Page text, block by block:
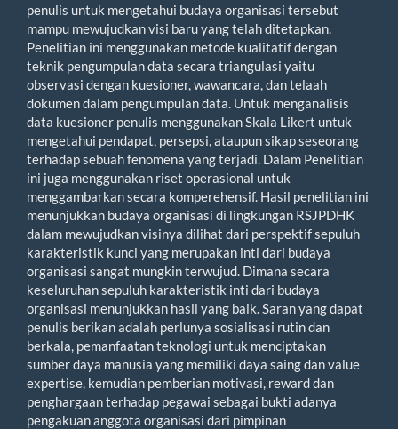
penulis untuk mengetahui budaya organisasi tersebut
mampu mewujudkan visi baru yang telah ditetapkan.
Penelitian ini menggunakan metode kualitatif dengan
teknik pengumpulan data secara triangulasi yaitu
observasi dengan kuesioner, wawancara, dan telaah
dokumen dalam pengumpulan data. Untuk menganalisis
data kuesioner penulis menggunakan Skala Likert untuk
mengetahui pendapat, persepsi, ataupun sikap seseorang
terhadap sebuah fenomena yang terjadi. Dalam Penelitian
ini juga menggunakan riset operasional untuk
menggambarkan secara komperehensif. Hasil penelitian ini
menunjukkan budaya organisasi di lingkungan RSJPDHK
dalam mewujudkan visinya dilihat dari perspektif sepuluh
karakteristik kunci yang merupakan inti dari budaya
organisasi sangat mungkin terwujud. Dimana secara
keseluruhan sepuluh karakteristik inti dari budaya
organisasi menunjukkan hasil yang baik. Saran yang dapat
penulis berikan adalah perlunya sosialisasi rutin dan
berkala, pemanfaatan teknologi untuk menciptakan
sumber daya manusia yang memiliki daya saing dan value
expertise, kemudian pemberian motivasi, reward dan
penghargaan terhadap pegawai sebagai bukti adanya
pengakuan anggota organisasi dari pimpinan